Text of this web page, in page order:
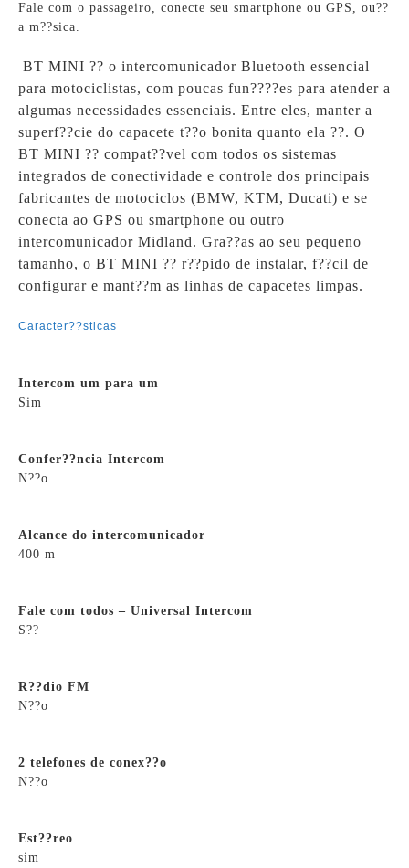
Fale com o passageiro, conecte seu smartphone ou GPS, ou??
a m??sica.
BT MINI ?? o intercomunicador Bluetooth essencial
para motociclistas, com poucas fun????es para atender a
algumas necessidades essenciais. Entre eles, manter a
superf??cie do capacete t??o bonita quanto ela ??. O
BT MINI ?? compat??vel com todos os sistemas
integrados de conectividade e controle dos principais
fabricantes de motociclos (BMW, KTM, Ducati) e se
conecta ao GPS ou smartphone ou outro
intercomunicador Midland. Gra??as ao seu pequeno
tamanho, o BT MINI ?? r??pido de instalar, f??cil de
configurar e mant??m as linhas de capacetes limpas.
Caracter??sticas
Intercom um para um
Sim
Confer??ncia Intercom
N??o
Alcance do intercomunicador
400 m
Fale com todos – Universal Intercom
S??
R??dio FM
N??o
2 telefones de conex??o
N??o
Est??reo
sim